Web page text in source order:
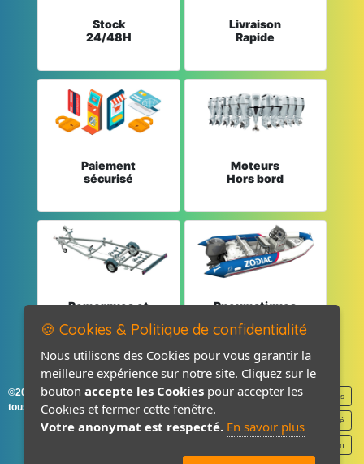
Stock
24/48H
Livraison
Rapide
Paiement
sécurisé
Moteurs
Hors bord
Remorques et
Pneumatiques
©2026-2027 France Accastillage
tous droits réservés
Mentions légales
Politique de confidentialité
Contact / Plan
🍪 Cookies & Politique de confidentialité
Nous utilisons des Cookies pour vous garantir la
meilleure expérience sur notre site. Cliquez sur le
bouton accepte les Cookies pour accepter les
Cookies et fermer cette fenêtre.
Votre anonymat est respecté. En savoir plus